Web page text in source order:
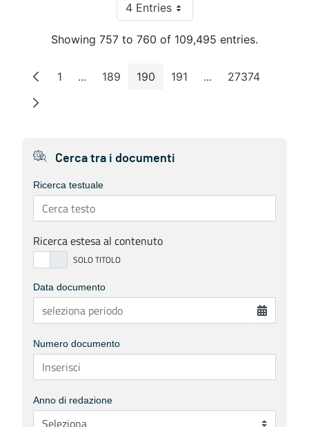
4 EntriesPer Page
Showing 757 to 760 of 109,495 entries.
Page
1 ...Intermediate Pages
Page
189 Page
190 Page
191 ...Intermediate Pages
Page
27374
Cerca tra i documenti
Ricerca testuale
Ricerca estesa al contenuto
Data documento
Numero documento
Anno di redazione